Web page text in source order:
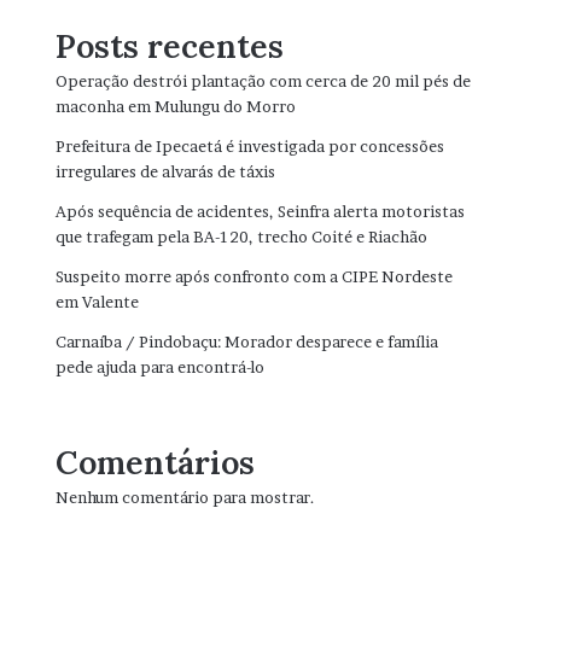
Posts recentes
Operação destrói plantação com cerca de 20 mil pés de
maconha em Mulungu do Morro
Prefeitura de Ipecaetá é investigada por concessões
irregulares de alvarás de táxis
Após sequência de acidentes, Seinfra alerta motoristas
que trafegam pela BA-120, trecho Coité e Riachão
Suspeito morre após confronto com a CIPE Nordeste
em Valente
Carnaíba / Pindobaçu: Morador desparece e família
pede ajuda para encontrá-lo
Comentários
Nenhum comentário para mostrar.